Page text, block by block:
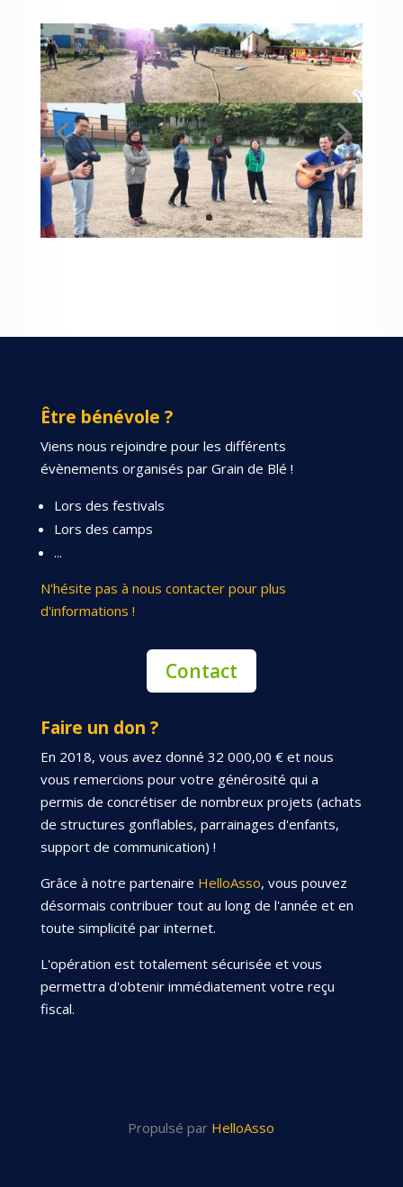
Être bénévole ?
Viens nous rejoindre pour les différents
évènements organisés par Grain de Blé !
Lors des festivals
Lors des camps
...
N'hésite pas à nous contacter pour plus
d'informations !
Contact
Faire un don ?
En 2018, vous avez donné 32 000,00 € et nous
vous remercions pour votre générosité qui a
permis de concrétiser de nombreux projets (achats
de structures gonflables, parrainages d'enfants,
support de communication) !
Grâce à notre partenaire HelloAsso, vous pouvez
désormais contribuer tout au long de l'année et en
toute simplicité par internet.
L'opération est totalement sécurisée et vous
permettra d'obtenir immédiatement votre reçu
fiscal.
Propulsé par HelloAsso